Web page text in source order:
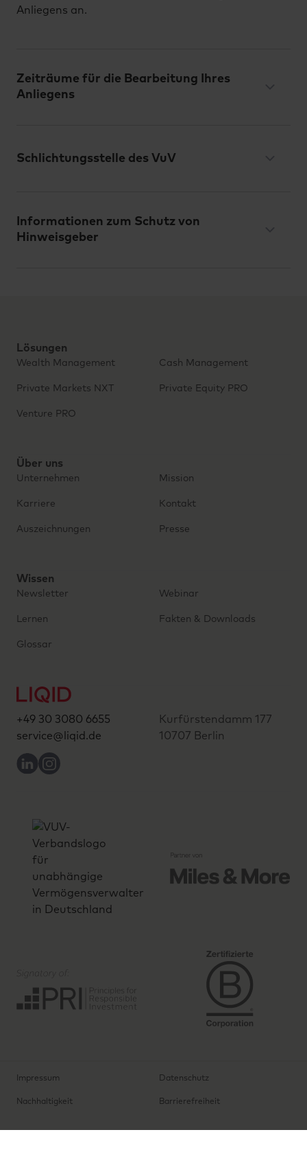
Anliegens an.
Zeiträume für die Bearbeitung Ihres
Anliegens
Schlichtungsstelle des VuV
Informationen zum Schutz von
Hinweisgeber
Lösungen
Wealth Management Cash Management
Private Markets NXT Private Equity PRO
Venture PRO
Über uns
Unternehmen Mission
Karriere Kontakt
Auszeichnungen Presse
Wissen
Newsletter Webinar
Lernen Fakten & Downloads
Glossar
Kurfürstendamm 177
10707 Berlin
+49 30 3080 6655
service@liqid.de
Impressum Datenschutz
Nachhaltigkeit Barrierefreiheit